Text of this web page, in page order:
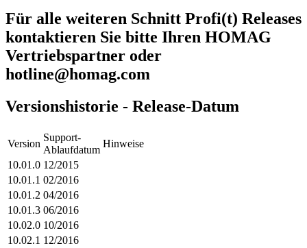
Für alle weiteren Schnitt Profi(t) Releases
kontaktieren Sie bitte Ihren HOMAG
Vertriebspartner oder
hotline@homag.com
Versionshistorie - Release-Datum
Version
Support-
Ablaufdatum
Hinweise
10.01.0 12/2015
10.01.1 02/2016
10.01.2 04/2016
10.01.3 06/2016
10.02.0 10/2016
10.02.1 12/2016